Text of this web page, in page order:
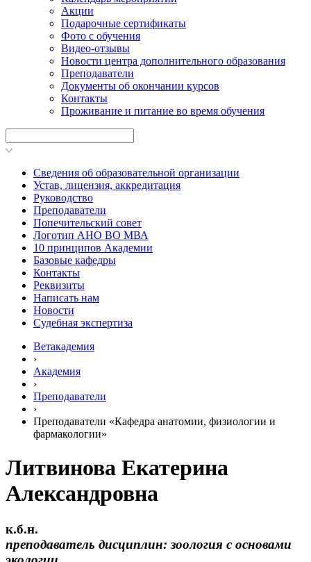
Акции
Подарочные сертификаты
Фото с обучения
Видео-отзывы
Новости центра дополнительного образования
Преподаватели
Документы об окончании курсов
Контакты
Проживание и питание во время обучения
Сведения об образовательной организации
Устав, лицензия, аккредитация
Руководство
Преподаватели
Попечительский совет
Логотип АНО ВО МВА
10 принципов Академии
Базовые кафедры
Контакты
Реквизиты
Написать нам
Новости
Судебная экспертиза
Ветакадемия
›
Академия
›
Преподаватели
›
Преподаватели «Кафедра анатомии, физиологии и
фармакологии»
Литвинова Екатерина
Александровна
к.б.н.
преподаватель дисциплин: зоология с основами